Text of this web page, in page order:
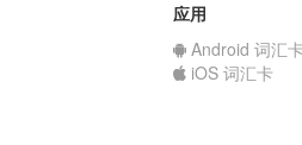
应用
Android 词汇
iOS 词汇卡